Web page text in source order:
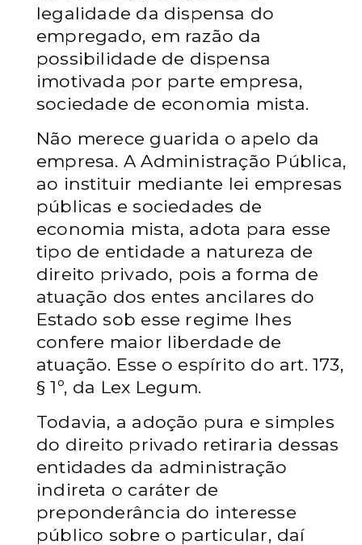
legalidade da dispensa do
empregado, em razão da
possibilidade de dispensa
imotivada por parte empresa,
sociedade de economia mista.
Não merece guarida o apelo da
empresa. A Administração Pública,
ao instituir mediante lei empresas
públicas e sociedades de
economia mista, adota para esse
tipo de entidade a natureza de
direito privado, pois a forma de
atuação dos entes ancilares do
Estado sob esse regime lhes
confere maior liberdade de
atuação. Esse o espírito do art. 173,
§ 1º, da Lex Legum.
Todavia, a adoção pura e simples
do direito privado retiraria dessas
entidades da administração
indireta o caráter de
preponderância do interesse
público sobre o particular, daí